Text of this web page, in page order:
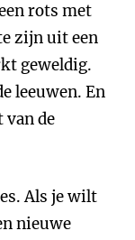
rots met
zijn uit een
geweldig.
leeuwen. En
van de
Als je wilt
nieuwe